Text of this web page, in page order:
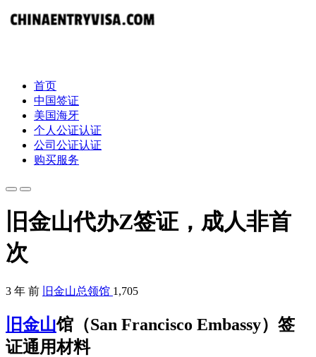
首页
中国签证
美国海牙
个人公证认证
公司公证认证
购买服务
旧金山代办Z签证，成人非首
次
3 年 前 旧金山总领馆 1,705
旧金山馆（San Francisco Embassy）签
证通用材料